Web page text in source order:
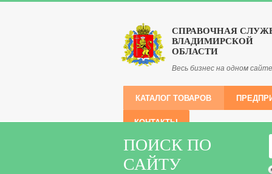
СПРАВОЧНАЯ
ВЛАДИМИРСКОЙ
ОБЛАСТИ
Весь бизнес на одном сайте
КАТАЛОГ ТОВАРОВ
КОНТАКТЫ
ПОИСК ПО
САЙТУ